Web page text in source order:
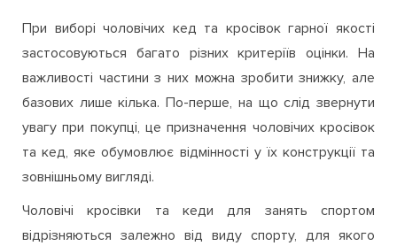
Вибираємо гарні чоловічі кросівки
При виборі чоловічих кед та кросівок гарної якості
застосовуються багато різних критеріїв оцінки. На
важливості частини з них можна зробити знижку, але
базових лише кілька. По-перше, на що слід звернути
увагу при покупці, це призначення чоловічих кросівок
зовнішньому вигляді.